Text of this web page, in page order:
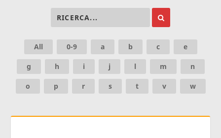
All 0-9 a b c e
g h i j l m n
o p r s t v w